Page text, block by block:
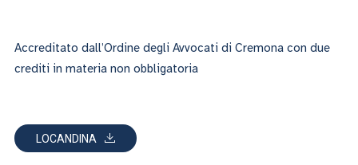
Accreditato dall’Ordine degli Avvocati di Cremona con due
crediti in materia non obbligatoria
LOCANDINA